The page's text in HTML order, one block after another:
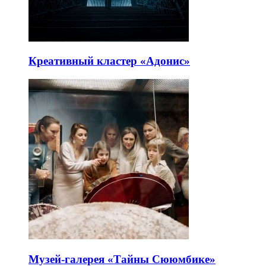
Креативный кластер «Адонис»
Музей-галерея «Тайны Сююмбике»